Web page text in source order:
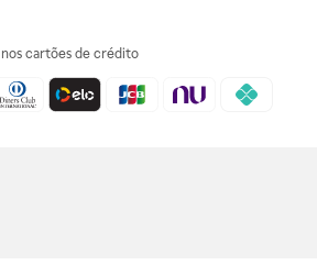
cartões de crédito